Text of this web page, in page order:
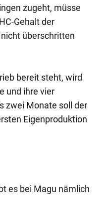
zugeht, müsse
Gehalt der
überschritten
bereit steht, wird
und ihre vier
zwei Monate soll der
Eigenproduktion
es bei Magu nämlich